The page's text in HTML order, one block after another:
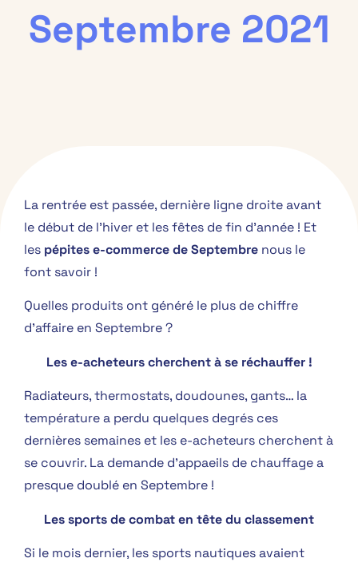
Septembre 2021
La rentrée est passée, dernière ligne droite avant
le début de l’hiver et les fêtes de fin d’année ! Et
les pépites e-commerce de Septembre nous le
font savoir !
Quelles produits ont généré le plus de chiffre
d’affaire en Septembre ?
Les e-acheteurs cherchent à se réchauffer !
Radiateurs, thermostats, doudounes, gants… la
température a perdu quelques degrés ces
dernières semaines et les e-acheteurs cherchent à
se couvrir. La demande d’appaeils de chauffage a
presque doublé en Septembre !
Les sports de combat en tête du classement
Si le mois dernier, les sports nautiques avaient